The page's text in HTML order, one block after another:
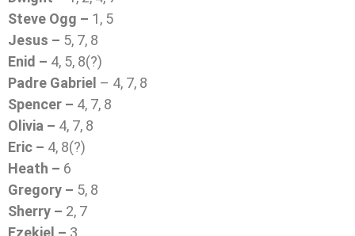
Steve Ogg – 1, 5
Jesus – 5, 7, 8
Enid – 4, 5, 8(?)
Padre Gabriel – 4, 7, 8
Spencer – 4, 7, 8
Olivia – 4, 7, 8
Eric – 4, 8(?)
Heath – 6
Gregory – 5, 8
Sherry – 2, 7
Ezekiel – 3